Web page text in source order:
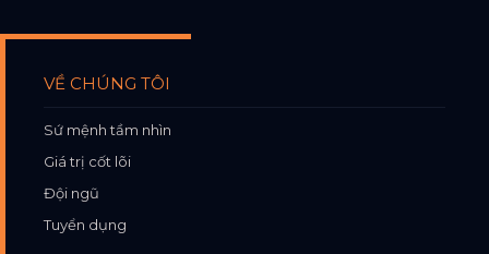
VỀ CHÚNG TÔI
Sứ mệnh tầm nhìn
Giá trị cốt lõi
Đội ngũ
Tuyển dụng